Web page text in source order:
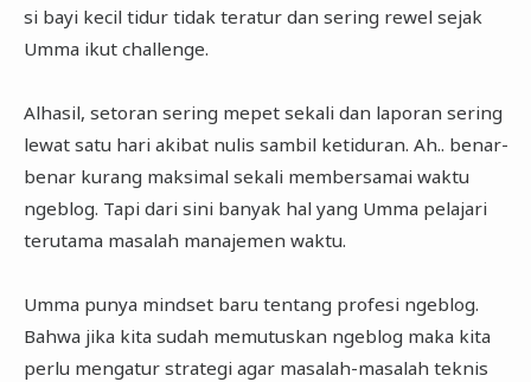
si bayi kecil tidur tidak teratur dan sering rewel sejak
Umma ikut challenge.
Alhasil, setoran sering mepet sekali dan laporan sering
lewat satu hari akibat nulis sambil ketiduran. Ah.. benar-
benar kurang maksimal sekali membersamai waktu
ngeblog. Tapi dari sini banyak hal yang Umma pelajari
terutama masalah manajemen waktu.
Umma punya mindset baru tentang profesi ngeblog.
Bahwa jika kita sudah memutuskan ngeblog maka kita
perlu mengatur strategi agar masalah-masalah teknis